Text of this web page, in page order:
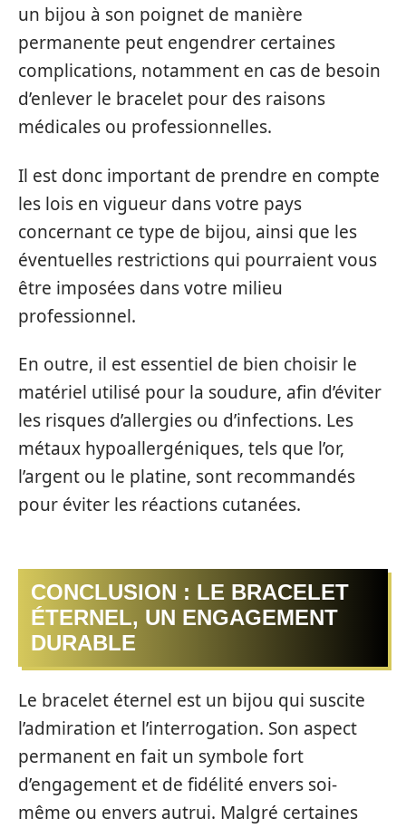
un bijou à son poignet de manière
permanente peut engendrer certaines
complications, notamment en cas de besoin
d’enlever le bracelet pour des raisons
médicales ou professionnelles.
Il est donc important de prendre en compte
les lois en vigueur dans votre pays
concernant ce type de bijou, ainsi que les
éventuelles restrictions qui pourraient vous
être imposées dans votre milieu
professionnel.
En outre, il est essentiel de bien choisir le
matériel utilisé pour la soudure, afin d’éviter
les risques d’allergies ou d’infections. Les
métaux hypoallergéniques, tels que l’or,
l’argent ou le platine, sont recommandés
pour éviter les réactions cutanées.
CONCLUSION : LE BRACELET
ÉTERNEL, UN ENGAGEMENT
DURABLE
Le bracelet éternel est un bijou qui suscite
l’admiration et l’interrogation. Son aspect
permanent en fait un symbole fort
d’engagement et de fidélité envers soi-
même ou envers autrui. Malgré certaines